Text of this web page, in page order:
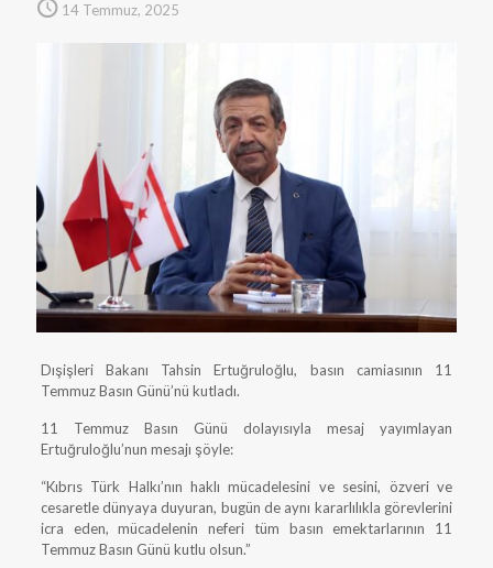
14 Temmuz, 2025
Dışişleri Bakanı Tahsin Ertuğruloğlu, basın camiasının 11
Temmuz Basın Günü’nü kutladı.
11 Temmuz Basın Günü dolayısıyla mesaj yayımlayan
Ertuğruloğlu’nun mesajı şöyle:
“Kıbrıs Türk Halkı’nın haklı mücadelesini ve sesini, özveri ve
cesaretle dünyaya duyuran, bugün de aynı kararlılıkla görevlerini
icra eden, mücadelenin neferi tüm basın emektarlarının 11
Temmuz Basın Günü kutlu olsun.”